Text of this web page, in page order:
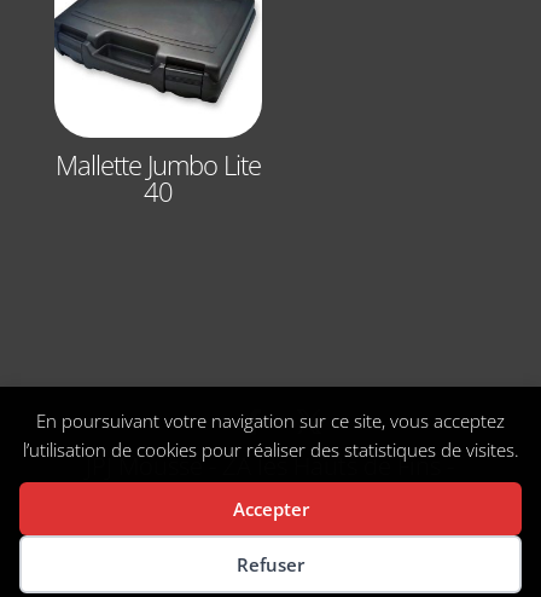
En poursuivant votre navigation sur ce site, vous acceptez
l’utilisation de cookies pour réaliser des statistiques de visites.
Accepter
Refuser
Préférences des cookies
Mallette Jumbo Lite
40
JPJ Mousse - ZA les Hauts de Fins -
Aillant sur Tholon 89110 Montholon -
commercial@jpj-mousse.fr- Tel : 03-
86-62-28-97 -Mentions Légales